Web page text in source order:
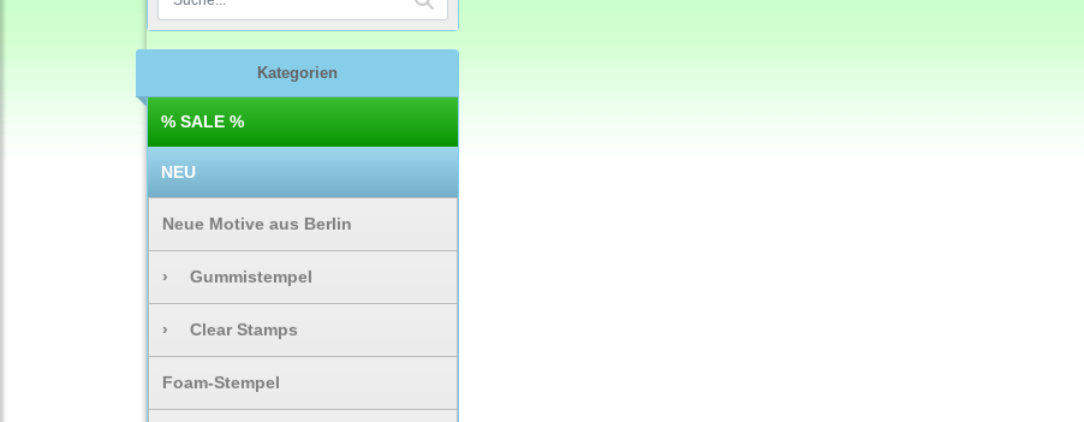
Kategorien
% SALE %
NEU
Neue Motive aus Berlin
› Gummistempel
› Clear Stamps
Foam-Stempel